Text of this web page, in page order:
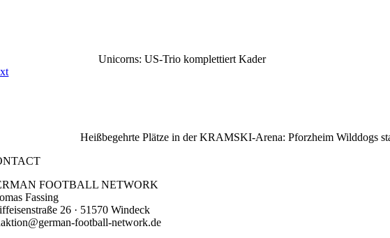
Unicorns: US-Trio komplettiert Kader
Heißbegehrte Plätze in der KRAMSKI-Arena: Pforzheim Wilddogs
FOOTBALL NETWORK
Fassing
26 · 51570 Windeck
football-network.de